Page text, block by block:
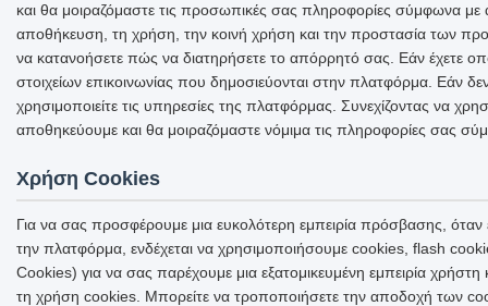
και θα μοιραζόμαστε τις προσωπικές σας πληροφορίες σύμφωνα με
αποθήκευση, τη χρήση, την κοινή χρήση και την προστασία των
να κατανοήσετε πώς να διατηρήσετε το απόρρητό σας. Εάν έχετε
στοιχείων επικοινωνίας που δημοσιεύονται στην πλατφόρμα. Εάν
χρησιμοποιείτε τις υπηρεσίες της πλατφόρμας. Συνεχίζοντας να
αποθηκεύουμε και θα μοιραζόμαστε νόμιμα τις πληροφορίες σας
Χρήση Cookies
Για να σας προσφέρουμε μια ευκολότερη εμπειρία πρόσβασης,
την πλατφόρμα, ενδέχεται να χρησιμοποιήσουμε cookies, flash
Cookies) για να σας παρέχουμε μια εξατομικευμένη εμπειρία
τη χρήση cookies. Μπορείτε να τροποποιήσετε την αποδοχή των